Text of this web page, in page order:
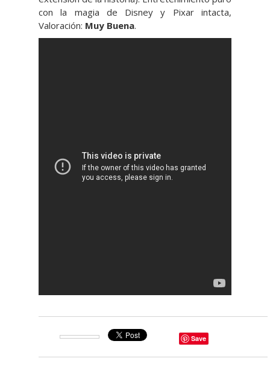
con la magia de Disney y Pixar intacta,
Valoración: Muy Buena.
Save